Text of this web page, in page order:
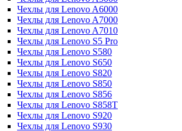
Чехлы для Lenovo A6000
Чехлы для Lenovo A7000
Чехлы для Lenovo A7010
Чехлы для Lenovo S5 Pro
Чехлы для Lenovo S580
Чехлы для Lenovo S650
Чехлы для Lenovo S820
Чехлы для Lenovo S850
Чехлы для Lenovo S856
Чехлы для Lenovo S858T
Чехлы для Lenovo S920
Чехлы для Lenovo S930